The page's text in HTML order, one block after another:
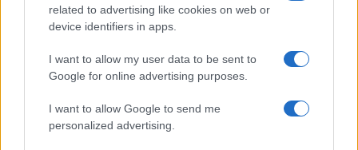
related to advertising like cookies on web or
device identifiers in apps.
I want to allow my user data to be sent to
Google for online advertising purposes.
I want to allow Google to send me
personalized advertising.
12:34 17.09.24
Φρέντι Μπελέρης στο ευρωκοινοβούλιο: Η